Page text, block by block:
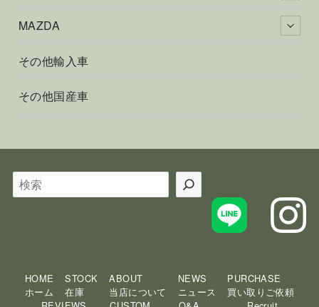
MAZDA
その他輸入車
その他国産車
検
索
HOME
ホーム
STOCK
在庫
ABOUT
当店について
NEWS
ニュース
PURCHASE
買い取りご依頼